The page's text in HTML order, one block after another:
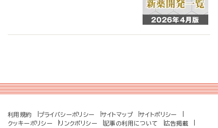
利用規約 プライバシーポリシー サイトマップ
サイトポリシー
クッキーポリシー
リンクポリシー 記事の利用について 広告掲載